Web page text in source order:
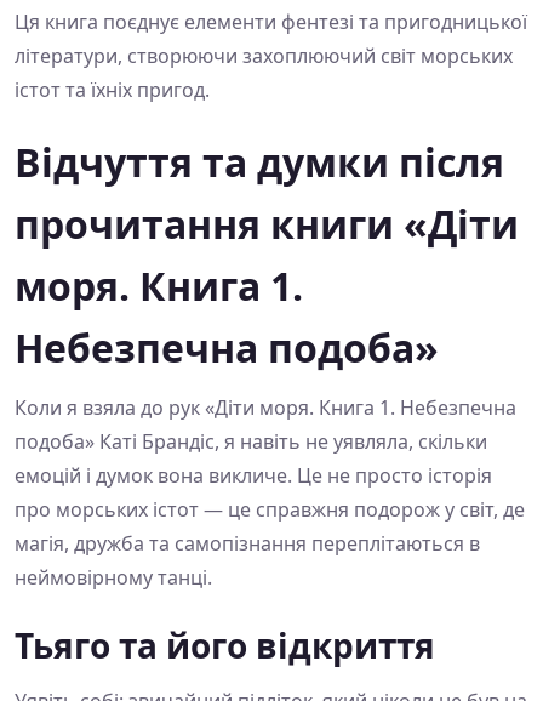
Ця книга поєднує елементи фентезі та пригодницької
літератури, створюючи захоплюючий світ морських
істот та їхніх пригод.
Відчуття та думки після
прочитання книги «Діти
моря. Книга 1.
Небезпечна подоба»
Коли я взяла до рук «Діти моря. Книга 1. Небезпечна
подоба» Каті Брандіс, я навіть не уявляла, скільки
емоцій і думок вона викличе. Це не просто історія
про морських істот — це справжня подорож у світ, де
магія, дружба та самопізнання переплітаються в
неймовірному танці.
Тьяго та його відкриття